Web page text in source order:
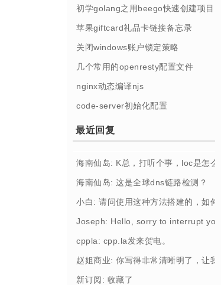
初学golang之用beego快速创建项目
苹果giftcard礼品卡链接备忘录
关闭windows账户锁定策略
几个常用的openresty配置文件
nginx动态编译njs
code-server初始化配置
最近回复
海南仙岛: K总，打听个事，loc是怎么
海南仙岛: 这是全球dns链路检测？
小白: 请问使用这种方法搭建的，如
Joseph: Hello, sorry to interrupt
cppla: cpp.la发来贺电。
赵姐商业: 你写得非常清晰明了，让
新订阅: 收藏了